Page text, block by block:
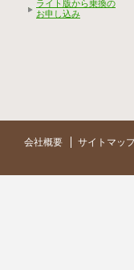
ライト版から乗換の
お申し込み
会社概要 サイトマッ